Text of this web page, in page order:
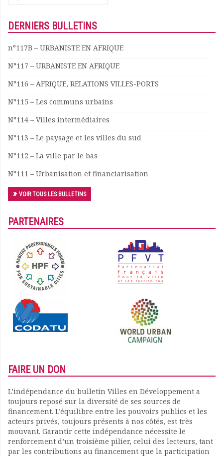
for:
DERNIERS BULLETINS
n°117B – URBANISTE EN AFRIQUE
N°117 – URBANISTE EN AFRIQUE
N°116 – AFRIQUE, RELATIONS VILLES-PORTS
N°115 – Les communs urbains
N°114 – Villes intermédiaires
N°113 – Le paysage et les villes du sud
N°112 – La ville par le bas
N°111 – Urbanisation et financiarisation
VOIR TOUS LES BULLETINS
PARTENAIRES
FAIRE UN DON
L’indépendance du bulletin Villes en Développement a
toujours reposé sur la diversité de ses sources de
financement. L’équilibre entre les pouvoirs publics et les
acteurs privés, toujours présents à nos côtés, est très
mouvant. Garantir cette indépendance nécessite le
renforcement d’un troisième pilier, celui des lecteurs, tant
par les contributions au financement que la participation